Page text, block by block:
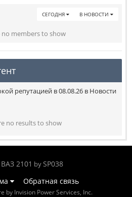
В НОВОСТИ
СЕГОДНЯ
no members to show
репутацией в 08.08.26 в Новости
no results to show
2101 by SP038
Обратная связь
by Invision Power Services, Inc.